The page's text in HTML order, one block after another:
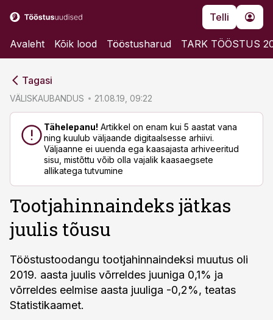
Telli
Avaleht Kõik lood Tööstusharud TARK TÖÖSTUS
Tagasi
VÄLISKAUBANDUS 21.08.19, 09:22
Tähelepanu! Artikkel on enam kui 5 aastat vana
ning kuulub väljaande digitaalsesse arhiivi.
Väljaanne ei uuenda ega kaasajasta arhiveeritud
sisu, mistõttu võib olla vajalik kaasaegsete
allikatega tutvumine
Tootjahinnaindeks jätkas
juulis tõusu
Tööstustoodangu tootjahinnaindeksi muutus oli
2019. aasta juulis võrreldes juuniga 0,1% ja
võrreldes eelmise aasta juuliga -0,2%, teatas
Statistikaamet.